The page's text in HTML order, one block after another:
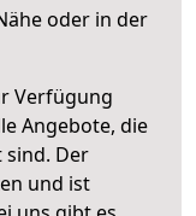
oder in der
Verfügung
Angebote, die
Der
und ist